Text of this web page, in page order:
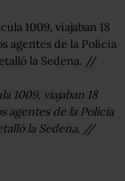
1009, viajaban 18
agentes de la Policía
la Sedena. //